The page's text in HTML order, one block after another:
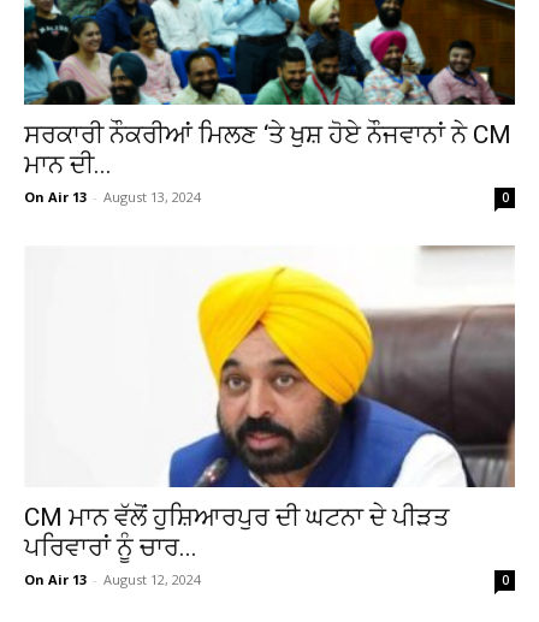
ਸਰਕਾਰੀ ਨੌਕਰੀਆਂ ਮਿਲਣ ‘ਤੇ ਖੁਸ਼ ਹੋਏ ਨੌਜਵਾਨਾਂ ਨੇ CM
ਮਾਨ ਦੀ...
On Air 13 - August 13, 2024 0
CM ਮਾਨ ਵੱਲੋਂ ਹੁਸ਼ਿਆਰਪੁਰ ਦੀ ਘਟਨਾ ਦੇ ਪੀੜਤ
ਪਰਿਵਾਰਾਂ ਨੂੰ ਚਾਰ...
On Air 13 - August 12, 2024 0